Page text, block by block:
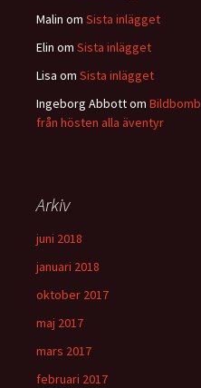
Malin om Sista inlägget
Elin om Sista inlägget
Lisa om Sista inlägget
Ingeborg Abbottom Bildbomb
från hösten alla äventyr
Arkiv
juni 2018
januari 2018
oktober 2017
maj 2017
mars 2017
februari 2017